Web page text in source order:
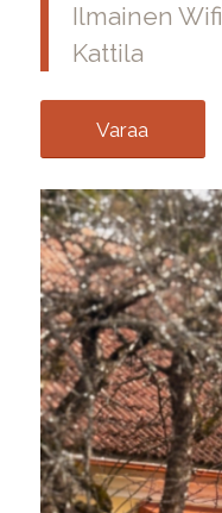
Ilmainen Wifi
Kattila
Varaa